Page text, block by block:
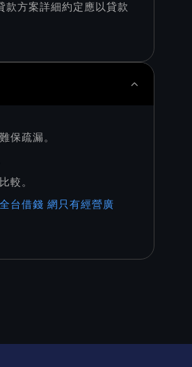
款方案詳細約定應以貸款
保疏漏。
較。
台借錢 網只有經營廣